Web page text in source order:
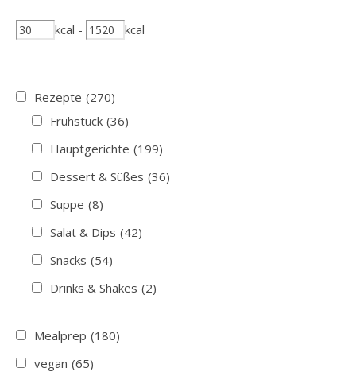
kcal - kcal
Rezepte (270)
Frühstück (36)
Hauptgerichte (199)
Dessert & Süßes (36)
Suppe (8)
Salat & Dips (42)
Snacks (54)
Drinks & Shakes (2)
Mealprep (180)
vegan (65)